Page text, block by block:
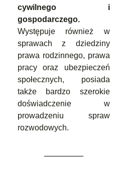
cywilnego i
gospodarczego.
Występuje również w
sprawach z dziedziny
prawa rodzinnego, prawa
pracy oraz ubezpieczeń
społecznych, posiada
także bardzo szerokie
doświadczenie w
prowadzeniu spraw
rozwodowych.